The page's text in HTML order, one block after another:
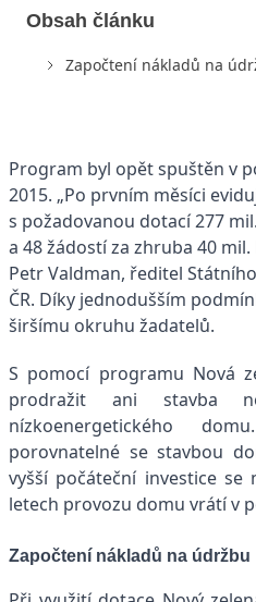
Obsah článku
Započtení nákladů na
Program byl opět spuštěn v
2015. „Po prvním měsíci
s požadovanou dotací 277
a 48 žádostí za zhruba 40
Petr Valdman, ředitel
ČR. Díky jednodušším
širšímu okruhu žadatelů.
S pomocí programu Nová
prodražit ani stavba
nízkoenergetického
porovnatelné se stavbou
vyšší počáteční investice
letech provozu domu vrátí v
Započtení nákladů na údržbu